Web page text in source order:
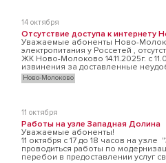
14 октября
Отсутствие доступа к интернету
Уважаемые абоненты Ново-
электропитания у Россетей ,
ЖК Ново-Молоково 14.11.2025г. с
извинения за доставленные
Ново-Молоково
11 октября
Работы на узле Западная Долина
Уважаемые абоненты!
11 октября с 17 до 18 часов на
проводиться работы по
перебои в предоставлении услуг